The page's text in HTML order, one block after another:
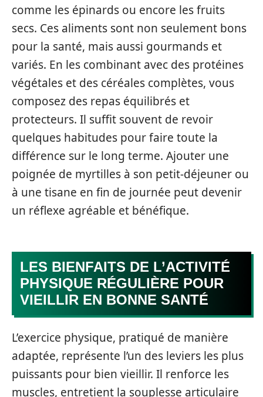
comme les épinards ou encore les fruits
secs. Ces aliments sont non seulement bons
pour la santé, mais aussi gourmands et
variés. En les combinant avec des protéines
végétales et des céréales complètes, vous
composez des repas équilibrés et
protecteurs. Il suffit souvent de revoir
quelques habitudes pour faire toute la
différence sur le long terme. Ajouter une
poignée de myrtilles à son petit-déjeuner ou
à une tisane en fin de journée peut devenir
un réflexe agréable et bénéfique.
LES BIENFAITS DE L’ACTIVITÉ
PHYSIQUE RÉGULIÈRE POUR
VIEILLIR EN BONNE SANTÉ
L’exercice physique, pratiqué de manière
adaptée, représente l’un des leviers les plus
puissants pour bien vieillir. Il renforce les
muscles, entretient la souplesse articulaire